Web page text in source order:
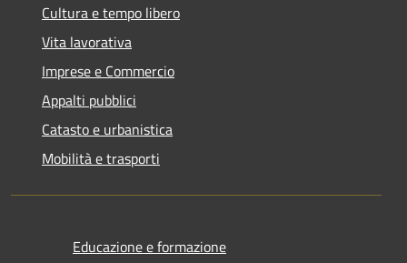
Cultura e tempo libero
Vita lavorativa
Imprese e Commercio
Appalti pubblici
Catasto e urbanistica
Mobilità e trasporti
Educazione e formazione